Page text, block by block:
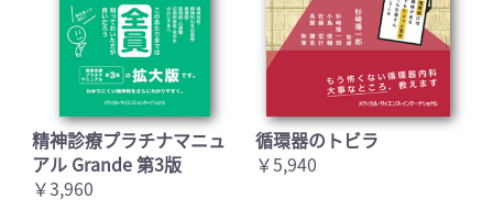
精神診療プラチナマニュ
アル Grande 第3版
￥3,960
循環器のトビラ
￥5,940